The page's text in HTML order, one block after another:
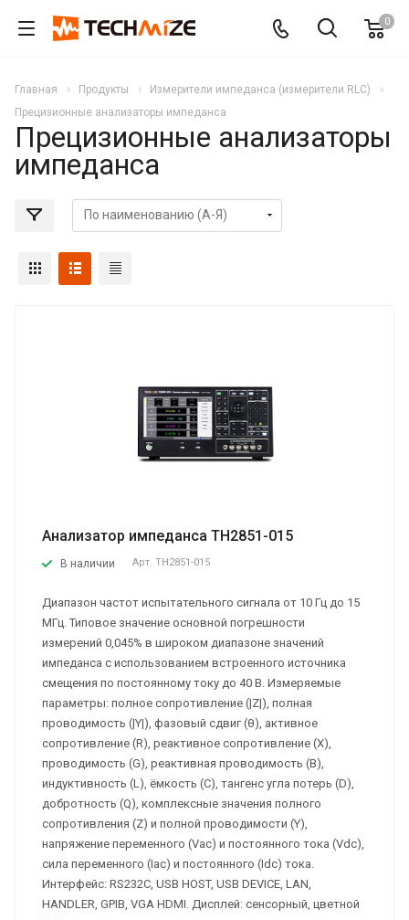
0
Главная Продукты
Измерители импеданса (измерители RLC)
Прецизионные анализаторы импеданса
Прецизионные анализаторы
импеданса
Анализатор импеданса TH2851-015
В наличии Арт. TH2851-015
Диапазон частот испытательного сигнала от 10 Гц до 15
МГц. Типовое значение основной погрешности
измерений 0,045% в широком диапазоне значений
импеданса с использованием встроенного источника
смещения по постоянному току до 40 В. Измеряемые
параметры: полное сопротивление (|Z|), полная
проводимость (|Y|), фазовый сдвиг (θ), активное
сопротивление (R), реактивное сопротивление (X),
проводимость (G), реактивная проводимость (B),
индуктивность (L), ёмкость (C), тангенс угла потерь (D),
добротность (Q), комплексные значения полного
сопротивления (Z) и полной проводимости (Y),
напряжение переменного (Vac) и постоянного тока (Vdc),
сила переменного (Iac) и постоянного (Idc) тока.
Интерфейс: RS232C, USB HOST, USB DEVICE, LAN,
HANDLER, GPIB, VGA HDMI. Дисплей: сенсорный, цветной